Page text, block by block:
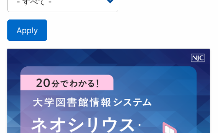
Apply